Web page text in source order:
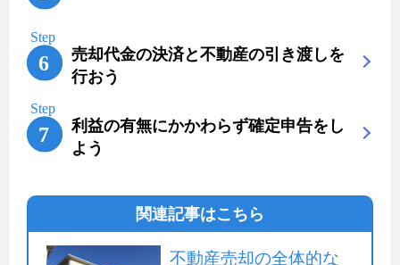
売却代金の決済と不動産の引き渡しを
行おう
利益の有無にかかわらず確定申告をし
よう
関連記事はこちら
不動産売却の全体的な